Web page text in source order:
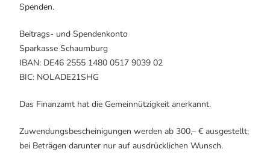
Spenden.
Beitrags- und Spendenkonto
Sparkasse Schaumburg
IBAN: DE46 2555 1480 0517 9039 02
BIC: NOLADE21SHG
Das Finanzamt hat die Gemeinnützigkeit anerkannt.
Zuwendungsbescheinigungen werden ab 300,– € ausgestellt;
bei Beträgen darunter nur auf ausdrücklichen Wunsch.